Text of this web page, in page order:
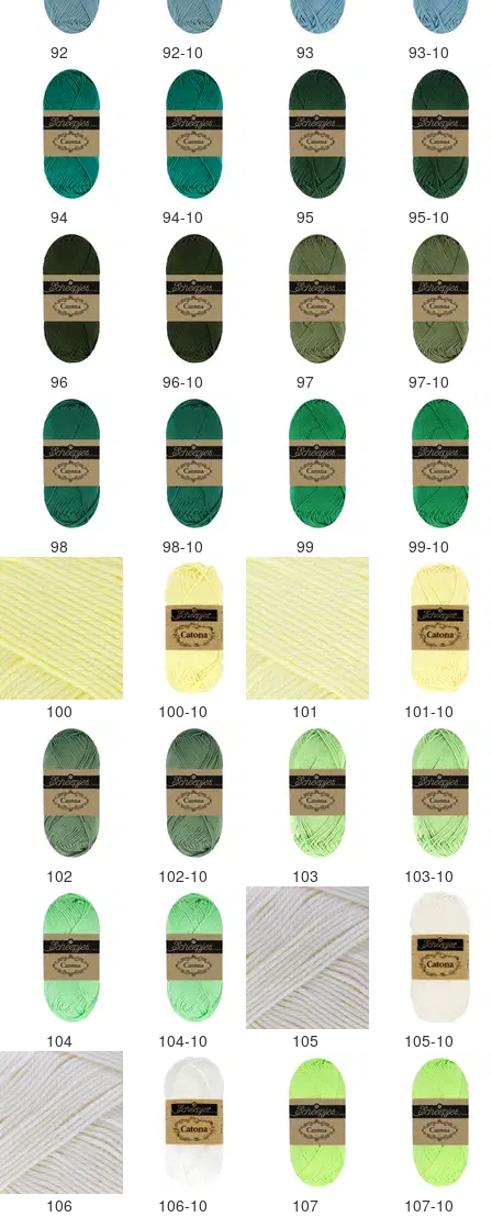
92 92-10 93 93-10
94 94-10 95 95-10
96 96-10 97 97-10
98 98-10 99 99-10
100 100-10 101 101-10
102 102-10 103 103-10
104 104-10 105 105-10
106 106-10 107 107-10